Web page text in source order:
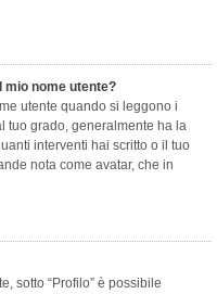
mio nome utente?
utente quando si leggono i
tuo grado, generalmente ha la
interventi hai scritto o il tuo
nota come avatar, che in
sotto “Profilo” è possibile